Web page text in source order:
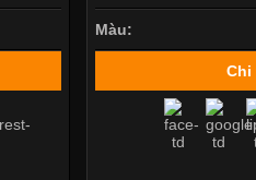
Màu:
Chi